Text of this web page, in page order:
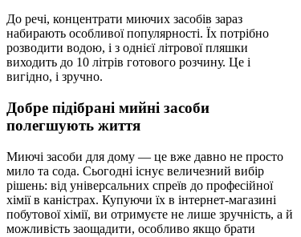
До речі, концентрати миючих засобів зараз
набирають особливої популярності. Їх потрібно
розводити водою, і з однієї літрової пляшки
виходить до 10 літрів готового розчину. Це і
вигідно, і зручно.
Добре підібрані мийні засоби
полегшують життя
Миючі засоби для дому — це вже давно не просто
мило та сода. Сьогодні існує величезний вибір
рішень: від універсальних спреїв до професійної
хімії в каністрах. Купуючи їх в інтернет-магазині
побутової хімії, ви отримуєте не лише зручність, а й
можливість заощадити, особливо якщо брати